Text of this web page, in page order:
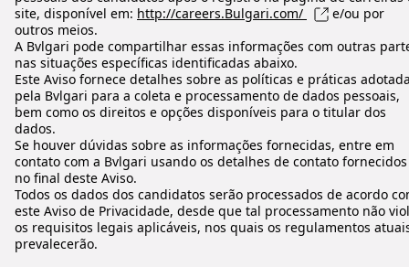
site, disponível em: http://careers.Bulgari.com/
e/ou por
outros meios.
A Bvlgari pode compartilhar essas informações com outras
nas situações específicas identificadas abaixo.
Este Aviso fornece detalhes sobre as políticas e práticas
pela Bvlgari para a coleta e processamento de dados pessoais,
bem como os direitos e opções disponíveis para o titular dos
dados.
Se houver dúvidas sobre as informações fornecidas, entre em
contato com a Bvlgari usando os detalhes de contato fornecidos
no final deste Aviso.
Todos os dados dos candidatos serão processados de acordo
este Aviso de Privacidade, desde que tal processamento não
os requisitos legais aplicáveis, nos quais os regulamentos
prevalecerão.